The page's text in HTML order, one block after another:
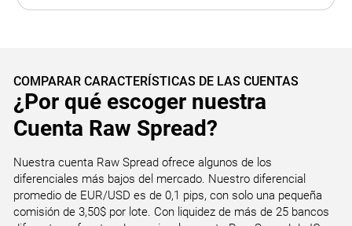
COMPARAR CARACTERÍSTICAS DE LAS CUENTAS
¿Por qué escoger nuestra
Cuenta Raw Spread?
Nuestra cuenta Raw Spread ofrece algunos de los
diferenciales más bajos del mercado. Nuestro diferencial
promedio de EUR/USD es de 0,1 pips, con solo una pequeña
comisión de 3,50$ por lote. Con liquidez de más de 25 bancos